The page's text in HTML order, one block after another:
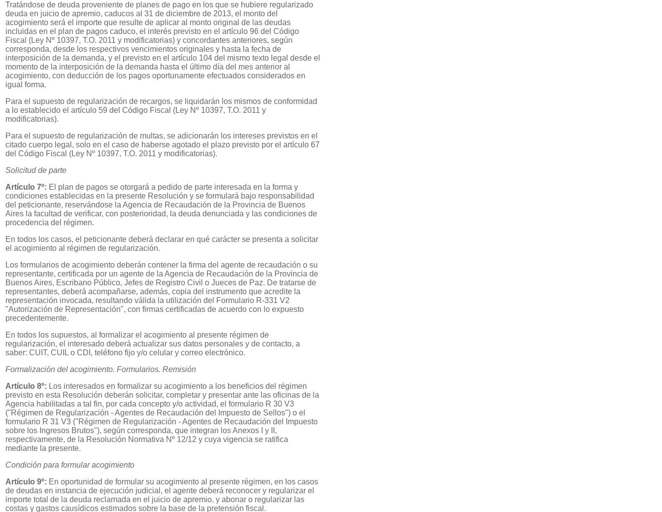
Tratándose de deuda proveniente de planes de pago en los que se hubiere regularizado
deuda en juicio de apremio, caducos al 31 de diciembre de 2013, el monto del
acogimiento será el importe que resulte de aplicar al monto original de las deudas
incluidas en el plan de pagos caduco, el interés previsto en el artículo 96 del Código
Fiscal (Ley Nº 10397, T.O. 2011 y modificatorias) y concordantes anteriores, según
corresponda, desde los respectivos vencimientos originales y hasta la fecha de
interposición de la demanda, y el previsto en el artículo 104 del mismo texto legal desde el
momento de la interposición de la demanda hasta el último día del mes anterior al
acogimiento, con deducción de los pagos oportunamente efectuados considerados en
igual forma.
Para el supuesto de regularización de recargos, se liquidarán los mismos de conformidad
a lo establecido el artículo 59 del Código Fiscal (Ley Nº 10397, T.O. 2011 y
modificatorias).
Para el supuesto de regularización de multas, se adicionarán los intereses previstos en el
citado cuerpo legal, solo en el caso de haberse agotado el plazo previsto por el artículo 67
del Código Fiscal (Ley Nº 10397, T.O. 2011 y modificatorias).
Solicitud de parte
Artículo 7º: El plan de pagos se otorgará a pedido de parte interesada en la forma y
condiciones establecidas en la presente Resolución y se formulará bajo responsabilidad
del peticionante, reservándose la Agencia de Recaudación de la Provincia de Buenos
Aires la facultad de verificar, con posterioridad, la deuda denunciada y las condiciones de
procedencia del régimen.
En todos los casos, el peticionante deberá declarar en qué carácter se presenta a solicitar
el acogimiento al régimen de regularización.
Los formularios de acogimiento deberán contener la firma del agente de recaudación o su
representante, certificada por un agente de la Agencia de Recaudación de la Provincia de
Buenos Aires, Escribano Público, Jefes de Registro Civil o Jueces de Paz. De tratarse de
representantes, deberá acompañarse, además, copia del instrumento que acredite la
representación invocada, resultando válida la utilización del Formulario R-331 V2
"Autorización de Representación", con firmas certificadas de acuerdo con lo expuesto
precedentemente.
En todos los supuestos, al formalizar el acogimiento al presente régimen de
regularización, el interesado deberá actualizar sus datos personales y de contacto, a
saber: CUIT, CUIL o CDI, teléfono fijo y/o celular y correo electrónico.
Formalización del acogimiento. Formularios. Remisión
Artículo 8º: Los interesados en formalizar su acogimiento a los beneficios del régimen
previsto en esta Resolución deberán solicitar, completar y presentar ante las oficinas de la
Agencia habilitadas a tal fin, por cada concepto y/o actividad, el formulario R 30 V3
("Régimen de Regularización - Agentes de Recaudación del Impuesto de Sellos") o el
formulario R 31 V3 ("Régimen de Regularización - Agentes de Recaudación del Impuesto
sobre los Ingresos Brutos"), según corresponda, que integran los Anexos I y II,
respectivamente, de la Resolución Normativa Nº 12/12 y cuya vigencia se ratifica
mediante la presente.
Condición para formular acogimiento
Artículo 9º: En oportunidad de formular su acogimiento al presente régimen, en los casos
de deudas en instancia de ejecución judicial, el agente deberá reconocer y regularizar el
importe total de la deuda reclamada en el juicio de apremio, y abonar o regularizar las
costas y gastos causídicos estimados sobre la base de la pretensión fiscal.